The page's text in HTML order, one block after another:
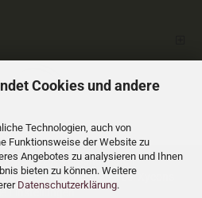
Cookies und andere
Technologien, auch von
Funktionsweise der Website zu
Angebotes zu analysieren und Ihnen
bieten zu können. Weitere
Datenschutzerklärung.
MwSt., zzgl.Versandkosten
2025 Gambio Templates bei
Einstellungen